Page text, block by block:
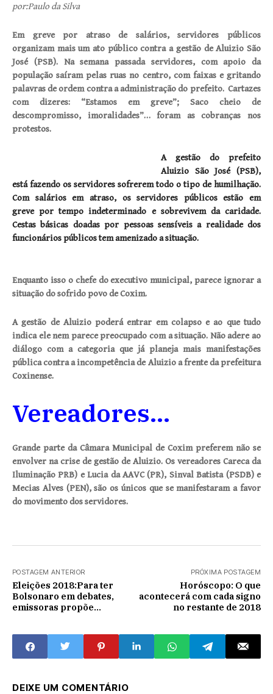
por:Paulo da Silva
Em greve por atraso de salários, servidores públicos
organizam mais um ato público contra a gestão de Aluizio São
José (PSB). Na semana passada servidores, com apoio da
população saíram pelas ruas no centro, com faixas e gritando
palavras de ordem contra a administração do prefeito. Cartazes
com dizeres: “Estamos em greve”; Saco cheio de
descompromisso, imoralidades”… foram as cobranças nos
protestos.
A gestão do prefeito
Aluizio São José (PSB),
está fazendo os servidores sofrerem todo o tipo de humilhação.
Com salários em atraso, os servidores públicos estão em
greve por tempo indeterminado e sobrevivem da caridade.
Cestas básicas doadas por pessoas sensíveis a realidade dos
funcionários públicos tem amenizado a situação.
Enquanto isso o chefe do executivo municipal, parece ignorar a
situação do sofrido povo de Coxim.
A gestão de Aluizio poderá entrar em colapso e ao que tudo
indica ele nem parece preocupado com a situação. Não adere ao
diálogo com a categoria que já planeja mais manifestações
pública contra a incompetência de Aluizio a frente da prefeitura
Coxinense.
Vereadores…
Grande parte da Câmara Municipal de Coxim preferem não se
envolver na crise de gestão de Aluizio. Os vereadores Careca da
Iluminação PRB) e Lucia da AAVC (PR), Sinval Batista (PSDB) e
Mecias Alves (PEN), são os únicos que se manifestaram a favor
do movimento dos servidores.
POSTAGEM ANTERIOR
Eleições 2018:Para ter
Bolsonaro em debates,
emissoras propõe
PRÓXIMA POSTAGEM
Horóscopo: O que
acontecerá com cada signo
no restante de 2018
DEIXE UM COMENTÁRIO